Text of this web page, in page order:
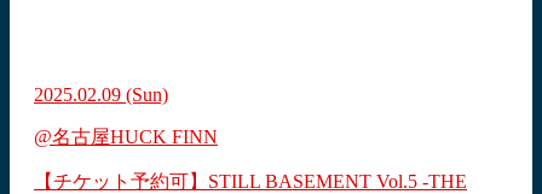
2025.02.09 (Sun)
@名古屋HUCK FINN
【チケット予約可】STILL BASEMENT Vol.5 -THE